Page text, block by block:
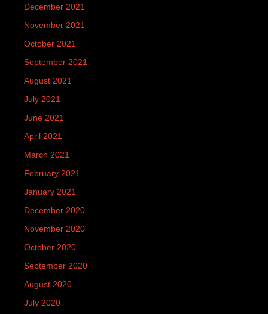
December 2021
November 2021
October 2021
September 2021
August 2021
July 2021
June 2021
April 2021
March 2021
February 2021
January 2021
December 2020
November 2020
October 2020
September 2020
August 2020
July 2020